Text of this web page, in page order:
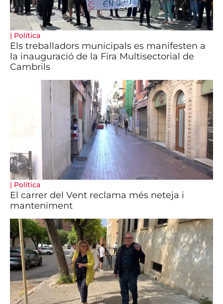
| Política
Els treballadors municipals es manifesten a
la inauguració de la Fira Multisectorial de
Cambrils
| Política
El carrer del Vent reclama més neteja i
manteniment